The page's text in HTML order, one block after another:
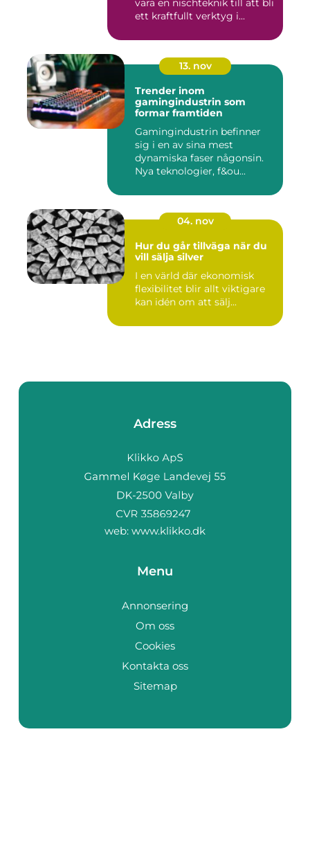
vara en nischteknik till att bli
ett kraftfullt verktyg i...
13. nov
Trender inom
gamingindustrin som
formar framtiden
Gamingindustrin befinner
sig i en av sina mest
dynamiska faser någonsin.
Nya teknologier, f&ou...
04. nov
Hur du går tillväga när du
vill sälja silver
I en värld där ekonomisk
flexibilitet blir allt viktigare
kan idén om att sälj...
Adress
web: www.klikko.dk
Menu
Annonsering
Om oss
Cookies
Kontakta oss
Sitemap